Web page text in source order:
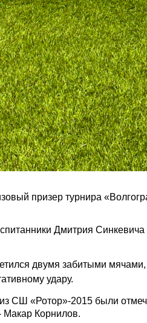
призер турнира
Дмитрия
двумя забитыми
удару.
из СШ «Ротор»-2015 были
Макар Корнилов.